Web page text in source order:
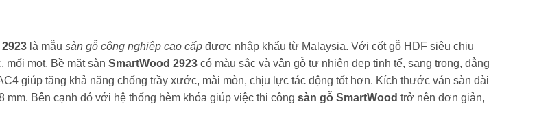
là mẫu sàn gỗ công nghiệp cao cấp được nhập khẩu từ Malaysia. Với cốt gỗ HDF siêu chịu
mối mọt. Bề mặt sàn SmartWood 2923 có màu sắc và vân gỗ tự nhiên đẹp tinh tế, sang trọng, đẳng
giúp tăng khả năng chống trầy xước, mài mòn, chịu lực tác động tốt hơn. Kích thước ván sàn dài
mm. Bên cạnh đó với hệ thống hèm khóa giúp việc thi công sàn gỗ SmartWood trở nên đơn giản,